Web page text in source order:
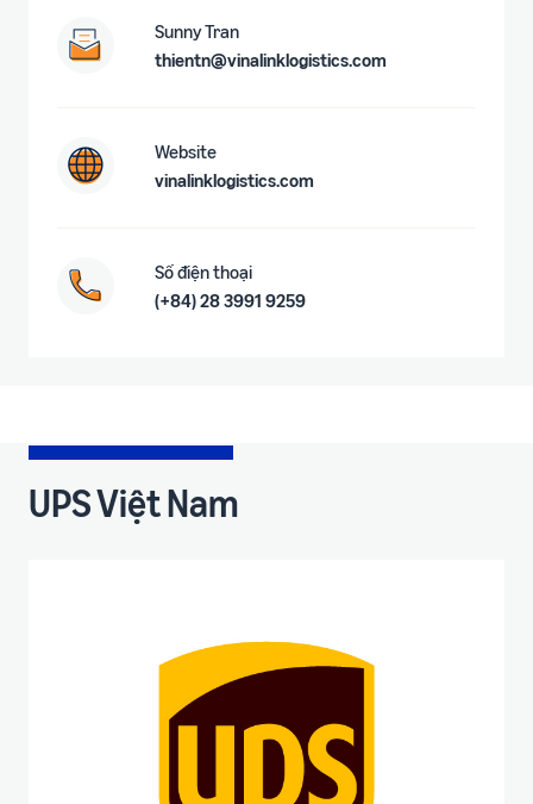
Sunny Tran
thientn@vinalinklogistics.com
Website
vinalinklogistics.com
Số điện thoại
(+84) 28 3991 9259
UPS Việt Nam